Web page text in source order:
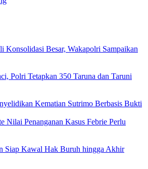
Konsolidasi Besar, Wakapolri Sampaikan
Polri Tetapkan 350 Taruna dan Taruni
Kematian Sutrimo Berbasis Bukti
Nilai Penanganan Kasus Febrie Perlu
Siap Kawal Hak Buruh hingga Akhir